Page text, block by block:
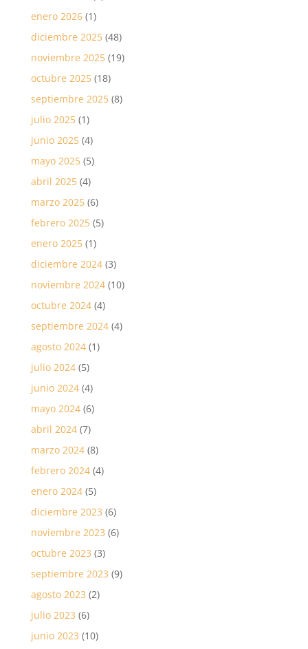
enero 2026(1)
diciembre 2025(48)
noviembre 2025(19)
octubre 2025(18)
septiembre 2025(8)
julio 2025(1)
junio 2025(4)
mayo 2025(5)
abril 2025(4)
marzo 2025(6)
febrero 2025(5)
enero 2025(1)
diciembre 2024(3)
noviembre 2024(10)
octubre 2024(4)
septiembre 2024(4)
agosto 2024(1)
julio 2024(5)
junio 2024(4)
mayo 2024(6)
abril 2024(7)
marzo 2024(8)
febrero 2024(4)
enero 2024(5)
diciembre 2023 (6)
noviembre 2023 (6)
octubre 2023 (3)
septiembre 2023 (9)
agosto 2023 (2)
julio 2023 (6)
junio 2023 (10)